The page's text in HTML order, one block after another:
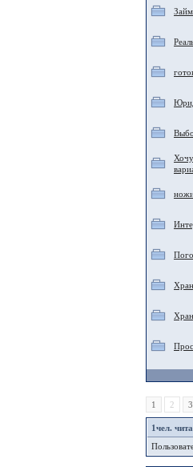
1 2 3
1чел.